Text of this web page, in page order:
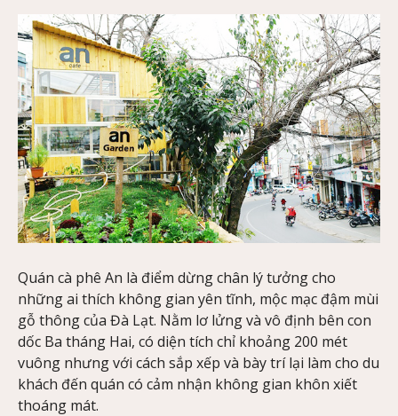
Quán cà phê An là điểm dừng chân lý tưởng cho
những ai thích không gian yên tĩnh, mộc mạc đậm mùi
gỗ thông của Đà Lạt. Nằm lơ lửng và vô định bên con
dốc Ba tháng Hai, có diện tích chỉ khoảng 200 mét
vuông nhưng với cách sắp xếp và bày trí lại làm cho du
khách đến quán có cảm nhận không gian khôn xiết
thoáng mát.